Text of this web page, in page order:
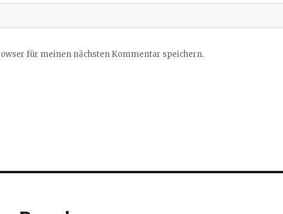
für meinen nächsten Kommentar speichern.